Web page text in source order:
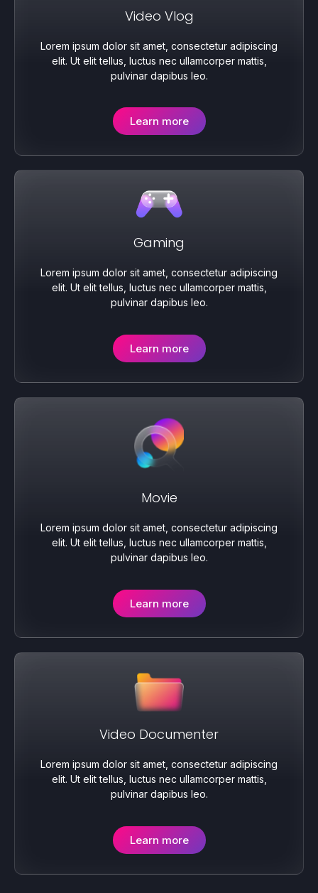
Video Vlog
Lorem ipsum dolor sit amet, consectetur adipiscing
elit. Ut elit tellus, luctus nec ullamcorper mattis,
pulvinar dapibus leo.
Learn more
Gaming
Lorem ipsum dolor sit amet, consectetur adipiscing
elit. Ut elit tellus, luctus nec ullamcorper mattis,
pulvinar dapibus leo.
Learn more
Movie
Lorem ipsum dolor sit amet, consectetur adipiscing
elit. Ut elit tellus, luctus nec ullamcorper mattis,
pulvinar dapibus leo.
Learn more
Video Documenter
Lorem ipsum dolor sit amet, consectetur adipiscing
elit. Ut elit tellus, luctus nec ullamcorper mattis,
pulvinar dapibus leo.
Learn more